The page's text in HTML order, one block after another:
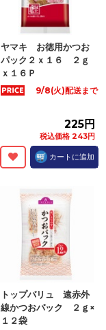
ヤマキ お徳用かつお
パック２ｘ１６ ２ｇ
ｘ１６Ｐ
9/8(火)配送まで
225円
税込価格 243円
カートに追加
トップバリュ 遠赤外
線かつおパック ２ｇ×
１２袋